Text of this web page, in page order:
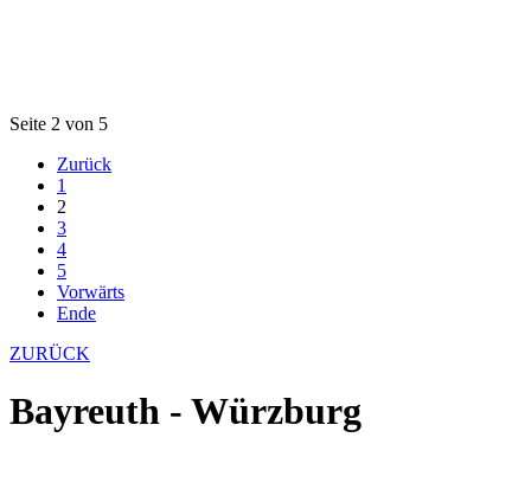
Seite 2 von 5
Zurück
1
2
3
4
5
Vorwärts
Ende
ZURÜCK
Bayreuth - Würzburg